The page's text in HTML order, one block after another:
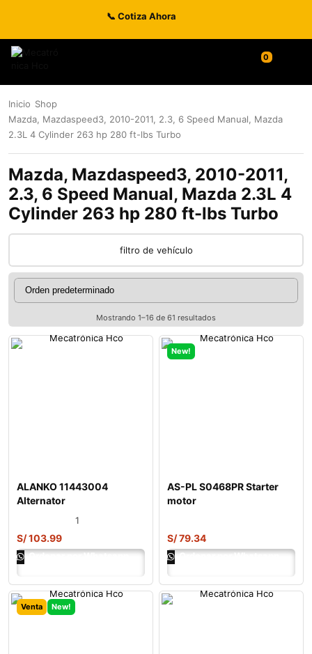
📞 Cotiza Ahora
Inicio Shop
Mazda, Mazdaspeed3, 2010-2011, 2.3, 6 Speed Manual, Mazda
2.3L 4 Cylinder 263 hp 280 ft-lbs Turbo
Mazda, Mazdaspeed3, 2010-2011,
2.3, 6 Speed Manual, Mazda 2.3L 4
Cylinder 263 hp 280 ft-lbs Turbo
filtro de vehículo
Mostrando 1–16 de 61 resultados
ALANKO 11443004
Alternator
1
S/103.99
Ordenar por Whatsapp
New!
AS-PL S0468PR Starter
motor
S/79.34
Ordenar por Whatsapp
Venta New!